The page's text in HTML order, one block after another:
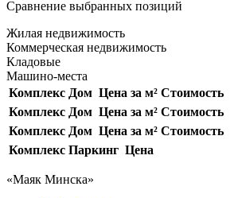
Сравнение выбранных позиций
Жилая недвижимость
Коммерческая недвижимость
Кладовые
Машино-места
Комплекс Дом Цена за м² Стоимость
Комплекс Дом Цена за м² Стоимость
Комплекс Дом Цена за м² Стоимость
Комплекс Паркинг Цена
«Маяк Минска»